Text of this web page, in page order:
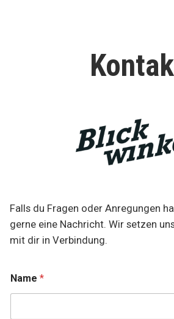
Falls du Fragen oder Anregungen
gerne eine Nachricht. Wir setzen
mit dir in Verbindung.
Name *